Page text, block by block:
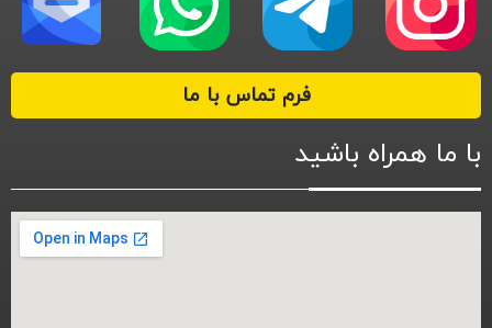
فرم تماس با ما
با ما همراه باشید